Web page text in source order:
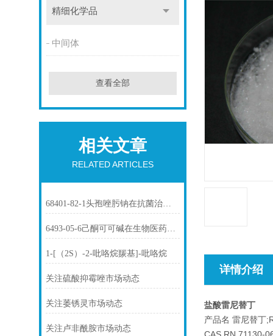
精细化学品
中间体
查看全部
相关文章
RELATED ARTICLES
68401-82-1头孢唑肟钠在抗菌治疗中的应用
6493-05-6己酮可可碱在生物医药中的应用
1-[（2S）-2-吡咯烷羰基]-吡咯烷
关注硫酸抑霉唑市场动态
关注萎锈灵市场动态
关注卢非酰胺市场动态
详情介绍
盐酸雷尼替丁
产品名 雷尼替丁